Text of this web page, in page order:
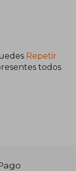
Repetir
todos